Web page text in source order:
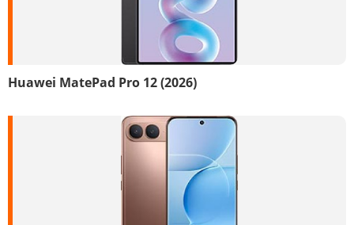
Huawei MatePad Pro 12 (2026)